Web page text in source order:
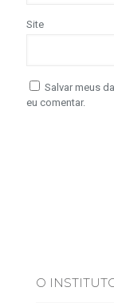
Site
Salvar meus
eu comentar.
O